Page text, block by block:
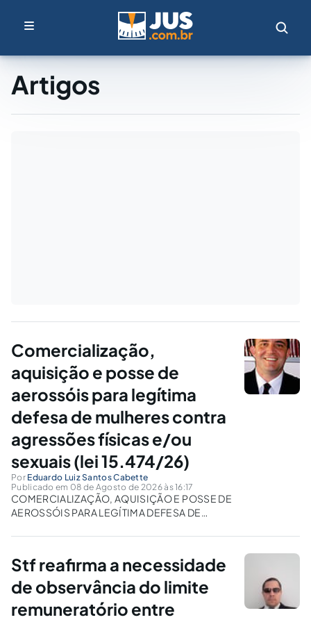
Artigos
Comercialização,
aquisição e posse de
aerossóis para legítima
defesa de mulheres contra
agressões físicas e/ou
sexuais (lei 15.474/26)
Por Eduardo Luiz Santos Cabette
Publicado em 08 de Agosto de 2026 às 16:17
COMERCIALIZAÇÃO, AQUISIÇÃO E POSSE DE
AEROSSÓIS PARA LEGÍTIMA DEFESA DE
E/OU SEXUAIS (LEI 15.474/26) Autor: Eduardo
Aposentado, Mestre em Direito Social, Pós –
graduado em Direito Penal e Criminologia e
Professor...
Stf reafirma a necessidade
de observância do limite
remuneratório entre